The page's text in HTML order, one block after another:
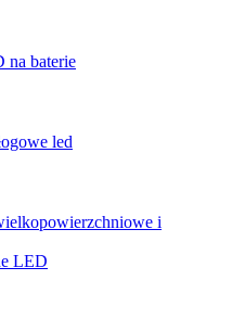
na baterie
led
i
LED